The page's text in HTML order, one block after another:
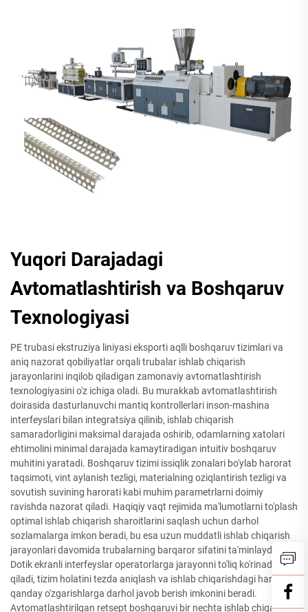
Yuqori Darajadagi
Avtomatlashtirish va Boshqaruv
Texnologiyasi
PE trubasi ekstruziya liniyasi eksporti aqlli boshqaruv tizimlari va
aniq nazorat qobiliyatlar orqali trubalar ishlab chiqarish
jarayonlarini inqilob qiladigan zamonaviy avtomatlashtirish
texnologiyasini o'z ichiga oladi. Bu murakkab avtomatlashtirish
doirasida dasturlanuvchi mantiq kontrollerlari inson-mashina
interfeyslari bilan integratsiya qilinib, ishlab chiqarish
samaradorligini maksimal darajada oshirib, odamlarning xatolari
ehtimolini minimal darajada kamaytiradigan intuitiv boshqaruv
muhitini yaratadi. Boshqaruv tizimi issiqlik zonalari bo'ylab harorat
taqsimoti, vint aylanish tezligi, materialning oziqlantirish tezligi va
sovutish suvining harorati kabi muhim parametrlarni doimiy
ravishda nazorat qiladi. Haqiqiy vaqt rejimida ma'lumotlarni to'plash
optimal ishlab chiqarish sharoitlarini saqlash uchun darhol
sozlamalarga imkon beradi, bu esa uzun muddatli ishlab chiqarish
jarayonlari davomida trubalarning barqaror sifatini ta'minlaydi.
Dotik ekranli interfeyslar operatorlarga jarayonni to'liq ko'rinadigan
qiladi, tizim holatini tezda aniqlash va ishlab chiqarishdagi har
qanday o'zgarishlarga darhol javob berish imkonini beradi.
Avtomatlashtirilgan retsept boshqaruvi bir nechta ishlab chiqarish